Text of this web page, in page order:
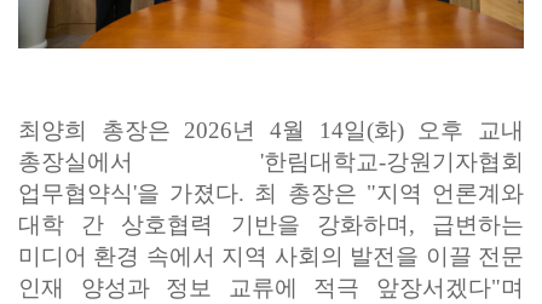
최양희 총장은 2026년 4월 14일(화) 오후 교내
총장실에서 '한림대학교-강원기자협회
업무협약식'을 가졌다. 최 총장은 "지역 언론계와
대학 간 상호협력 기반을 강화하며, 급변하는
미디어 환경 속에서 지역 사회의 발전을 이끌 전문
인재 양성과 정보 교류에 적극 앞장서겠다"며